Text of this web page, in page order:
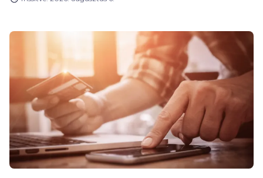
meg tervezni, mérlegelni, gyűjteni vagy éppen
BiztosDöntés.hu gyűjtéséből kiderül, hogy akár az
egyetemisták is találnak olyan játékot, ami segít
nekik meghozni az első nagy pénzügyi
elhatározásukat.